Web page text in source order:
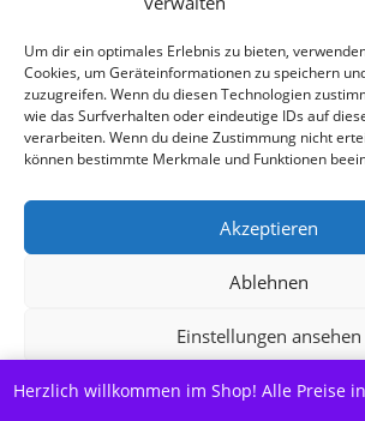
Um dir ein optimales Erlebnis zu bieten,
Cookies, um Geräteinformationen zu speichern
zuzugreifen. Wenn du diesen Technologien
wie das Surfverhalten oder eindeutige IDs auf
verarbeiten. Wenn du deine Zustimmung nicht
können bestimmte Merkmale und Funktionen
Akzeptieren
Ablehnen
Einstellungen ansehen
Cookie-Richtlinie
Herzlich willkommen im Shop! Alle Preise
Vertrag widerrufen